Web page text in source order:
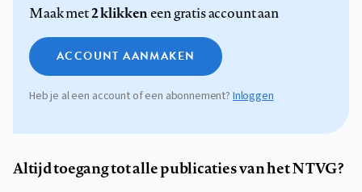
Maak met2 klikkeneen gratis account aan
ACCOUNT AANMAKEN
Heb je al een account of een abonnement?Inloggen
Altijd toegang tot alle publicaties van het NTVG?